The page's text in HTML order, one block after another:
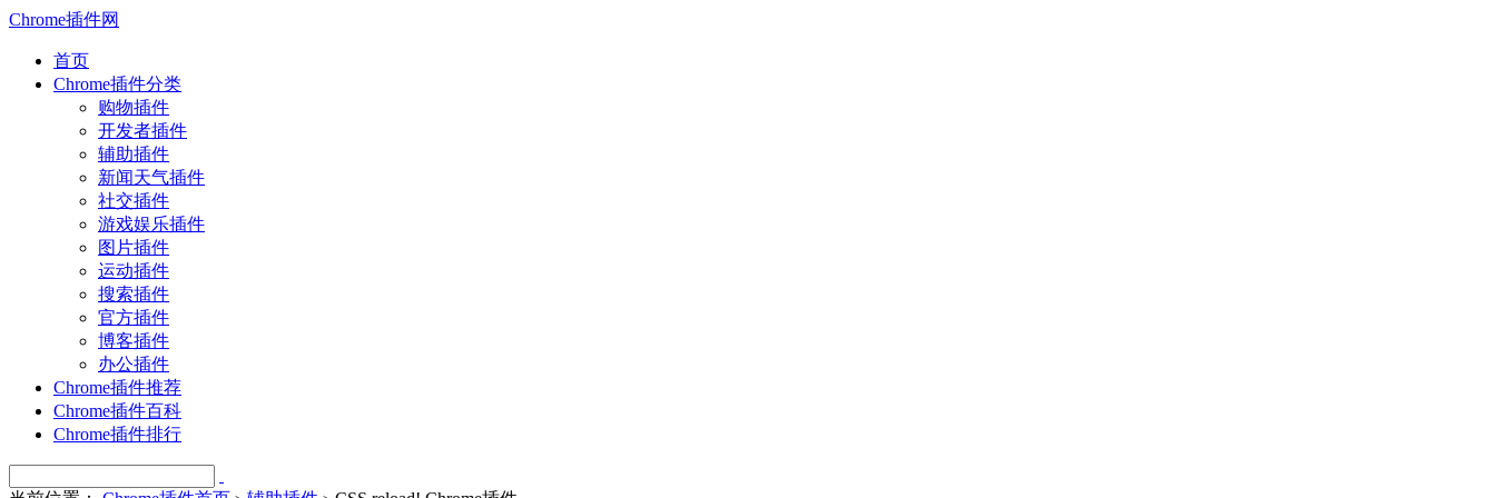
Chrome插件网
首页
Chrome插件分类
购物插件
开发者插件
辅助插件
新闻天气插件
社交插件
游戏娱乐插件
图片插件
运动插件
搜索插件
官方插件
博客插件
办公插件
Chrome插件推荐
Chrome插件百科
Chrome插件排行